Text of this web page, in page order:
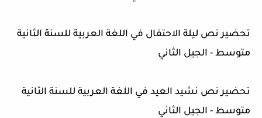
تحضير نص ليلة الاحتفال في اللغة العربية للسنة الثانية
متوسط - الجيل الثاني
تحضير نص نشيد العيد في اللغة العربية للسنة الثانية
متوسط - الجيل الثاني